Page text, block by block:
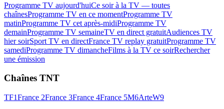
Programme TV aujourd'huiCe soir à la TV — toutes
chaînesProgramme TV en ce momentProgramme TV
matinProgramme TV cet après-midiProgramme TV
demainProgramme TV semaineTV en direct gratuitAudiences TV
hier soirSport TV en directFrance TV replay gratuitProgramme TV
samediProgramme TV dimancheFilms à la TV ce soirRechercher
une émission
Chaînes TNT
TF1France 2France 3France 4France 5M6ArteW9